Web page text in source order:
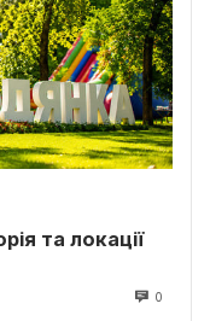
та локації
0